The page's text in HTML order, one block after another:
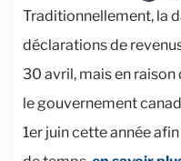
Traditionnellement, la
déclarations de
30 avril, mais en
le gouvernement
1er juin cette année